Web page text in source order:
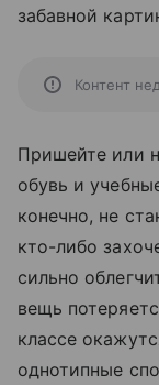
забавной
Контент
Пришейте или
обувь и
конечно, не
кто-либо
сильно
вещь
классе
однотипные